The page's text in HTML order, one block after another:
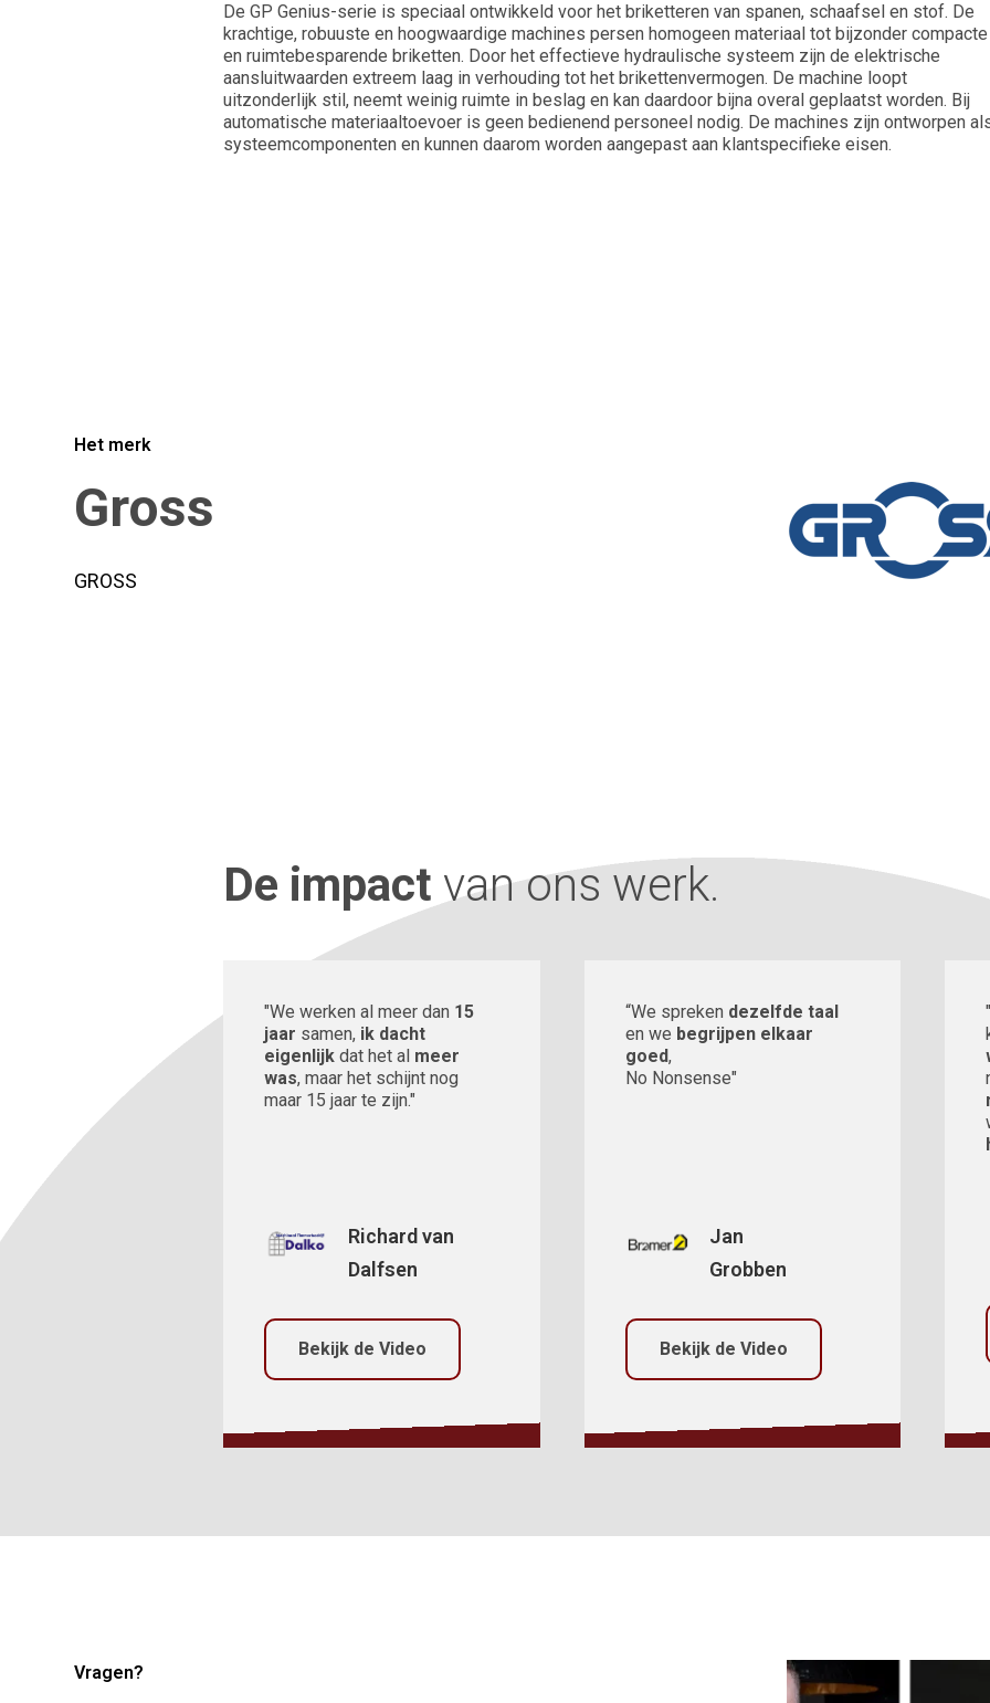
De GP Genius-serie is speciaal ontwikkeld voor het briketteren van spanen, schaafsel en stof. De
krachtige, robuuste en hoogwaardige machines persen homogeen materiaal tot bijzonder compacte
en ruimtebesparende briketten. Door het effectieve hydraulische systeem zijn de elektrische
aansluitwaarden extreem laag in verhouding tot het brikettenvermogen. De machine loopt
uitzonderlijk stil, neemt weinig ruimte in beslag en kan daardoor bijna overal geplaatst worden. Bij
automatische materiaaltoevoer is geen bedienend personeel nodig. De machines zijn ontworpen
systeemcomponenten en kunnen daarom worden aangepast aan klantspecifieke eisen.
Het merk
Gross
GROSS
De impact van ons werk.
"We werken al meer dan 15
jaar samen, ik dacht
eigenlijk dat het al meer
was, maar het schijnt nog
maar 15 jaar te zijn."
Richard van
Dalfsen
Bekijk de Video
“We spreken dezelfde taal
en we begrijpen elkaar
goed,
No Nonsense"
Jan
Grobben
Bekijk de Video
Vragen?